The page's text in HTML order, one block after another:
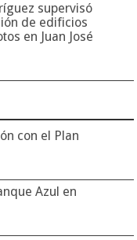
supervisó
de edificios
en Juan José
con el Plan
Azul en